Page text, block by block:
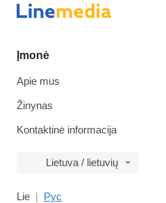
Įmonė
Apie mus
Žinynas
Kontaktinė informacija
Lietuva / lietuvių
Lie Рус